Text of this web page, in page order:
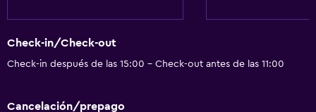
Check-in/Check-out
Check-in después de las 15:00 - Check-out antes de las 11:00
Cancelación/prepago